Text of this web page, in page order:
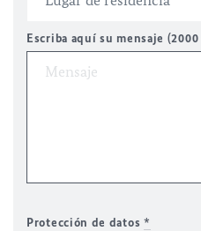
Escriba aquí su mensaje
Protección de datos *